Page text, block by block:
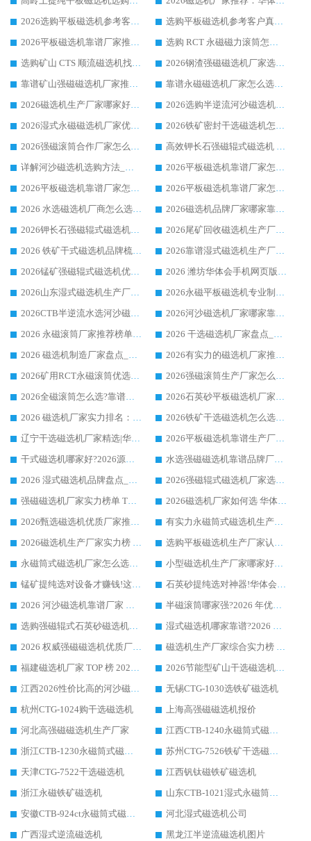
2026选购平板磁选机参考客户真实体验，华体会手机网页版-华体会(中国) 厂家行业口碑排名前列
选购平板磁选机参考客户真实体验，华体会手机网页版-华体会(中国) 厂家依托行业口碑收获大量客户认可
2026平板磁选机靠谱厂家推荐_ 华体会手机网页版-华体会(中国) 凭借良好口碑获得众多客户认可
选购 RCT 永磁磁力滚筒怎么选?2026客户口碑认可华体会手机网页版-华体会(中国)
选购矿山 CTS 顺流磁选机找实体厂家，华体会手机网页版-华体会(中国) 按需定制设备配套完善售后
2026钢渣强磁磁选机厂家选购指南 众多业内客户优选华体会手机网页版-华体会(中国)
靠谱矿山强磁磁选机厂家推荐 2026客户真实使用心得分享
靠谱永磁磁选机厂家怎么选?福建客户真实体验分享华体会手机网页版-华体会(中国) 品牌
2026磁选机生产厂家哪家好?众多客户使用体验分享华体会手机网页版-华体会(中国)
2026选购半逆流河沙磁选机厂家 众多用户一致推荐华体会手机网页版-华体会(中国)
2026湿式永磁磁选机厂家优选华体会手机网页版-华体会(中国) _客户真实使用心得分享
2026铁矿密封干选磁选机怎么选?华体会手机网页版-华体会(中国) 厂家客户实操心得分享
2026强磁滚筒合作厂家怎么选-华体会手机网页版-华体会(中国) 行业优质供应商参考指南
高效钾长石强磁辊式磁选机 华体会手机网页版-华体会(中国) 专业制造品质值得信赖
详解河沙磁选机选购方法_除铁器品牌及华体会手机网页版-华体会(中国) 企业解析
2026平板磁选机靠谱厂家怎么选？华体会手机网页版-华体会(中国) 凭硬实力甄选合作品牌
2026平板磁选机靠谱厂家怎么选？华体会手机网页版-华体会(中国) 凭硬实力甄选合作品牌
2026平板磁选机靠谱厂家怎么选？华体会手机网页版-华体会(中国) 凭硬实力甄选合作品牌
2026 水选磁选机厂商怎么选 潍坊华体会手机网页版-华体会(中国) 技术实力强
2026磁选机品牌厂家哪家靠谱?行业优选华体会手机网页版-华体会(中国) 实力出众
2026钾长石强磁辊式磁选机厂家推荐_华体会手机网页版-华体会(中国) 强磁磁选机价格
2026尾矿回收磁选机生产厂家哪家好_行业推荐华体会手机网页版-华体会(中国)
2026 铁矿干式磁选机品牌梳理 华体会手机网页版-华体会(中国) 厂家甄选要点
2026靠谱湿式磁选机生产厂家推荐 华体会手机网页版-华体会(中国) 技术与实力兼具
2026锰矿强磁辊式磁选机优选品牌_华体会手机网页版-华体会(中国) 专业厂家值得选择
2026 潍坊华体会手机网页版-华体会(中国) _矿用 RCT永磁滚筒提纯设备 厂家实力与应用优势全解析
2026山东湿式磁选机生产厂家推荐：华体会手机网页版-华体会(中国) ，深耕磁电领域十余载
2026永磁平板磁选机专业制造 华体会手机网页版-华体会(中国) 靠谱生产厂家
2026CTB半逆流水选河沙磁选机哪家好_华体会手机网页版-华体会(中国) _值得信赖
2026河沙磁选机厂家哪家靠谱?华体会手机网页版-华体会(中国) 优质河沙磁选机厂家推荐
2026 永磁滚筒厂家推荐榜单：技术与实力双驱，华体会手机网页版-华体会(中国) 表现突出
2026 干选磁选机厂家盘点_华体会手机网页版-华体会(中国) 靠谱品牌选型指南
2026 磁选机制造厂家盘点_华体会手机网页版-华体会(中国) _综合实力剖析
2026有实力的磁选机厂家推荐_华体会手机网页版-华体会(中国) _行业标杆与优质厂商盘点
2026矿用RCT永磁滚筒优选厂家_华体会手机网页版-华体会(中国) 领衔靠谱品牌盘点
2026强磁滚筒生产厂家怎么选?行业口碑推荐华体会手机网页版-华体会(中国)
2026全磁滚筒怎么选?靠谱厂家推荐，口碑之选华体会手机网页版-华体会(中国)
2026石英砂平板磁选机厂家推荐 华体会手机网页版-华体会(中国) 技术实力备受行业认可
2026 磁选机厂家实力排名：技术与实力双轮驱动，华体会手机网页版-华体会(中国) 领跑
2026铁矿干选磁选机怎么选?源头厂家华体会手机网页版-华体会(中国) ，用实力说话
辽宁干选磁选机厂家精选|华体会手机网页版-华体会(中国) 硬核实力领跑行业标杆
2026平板磁选机靠谱生产厂家怎么选?行业标杆华体会手机网页版-华体会(中国) ，凭硬实力脱颖而出
干式磁选机哪家好?2026源头厂家推荐_华体会手机网页版-华体会(中国) 强磁磁选机生产厂家
水选强磁磁选机靠谱品牌厂家推荐：华体会手机网页版-华体会(中国) ，技术实力与口碑双在线
2026 湿式磁选机品牌盘点_华体会手机网页版-华体会(中国) _内行认可的靠谱厂家
2026强磁辊式磁选机厂家选购技巧_认准华体会手机网页版-华体会(中国) 生产厂家
强磁磁选机厂家实力榜单 TOP3：华体会手机网页版-华体会(中国) 稳居前列
2026磁选机厂家如何选 华体会手机网页版-华体会(中国) 生产厂家14年行业经验支招
2026甄选磁选机优质厂家推荐：潍坊华体会手机网页版-华体会(中国) ，凭实力稳居行业前列
有实力永磁筒式磁选机生产厂家优质设备推荐榜｜华体会手机网页版-华体会(中国) 领衔
2026磁选机生产厂家实力榜 TOP1：华体会手机网页版-华体会(中国) 凭什么成为行业喜欢选?
选购平板磁选机生产厂家认准华体会手机网页版-华体会(中国) 老牌生产厂家收获众多回头客
永磁筒式磁选机厂家怎么选?14 年老厂华体会手机网页版-华体会(中国) 凭实力出圈，这 5 大优势太圈粉
小型磁选机生产厂家哪家好?2026 年实测推荐，华体会手机网页版-华体会(中国) 十年口碑厂值得闭眼入
锰矿提纯选对设备才赚钱!这家临朐厂家的强磁辊磁选机凭啥成行业标杆?
石英砂提纯选对神器!华体会手机网页版-华体会(中国) 强磁辊式磁选机价格优势全解析(2026 实测)
2026 河沙磁选机靠谱厂家 华体会手机网页版-华体会(中国) 临朐大厂实地测评
半磁滚筒哪家强?2026 年优质厂家推荐，华体会手机网页版-华体会(中国) 为什么能领跑行业
选购强磁辊式石英砂磁选机技巧 实体源头厂家认准华体会手机网页版-华体会(中国)
湿式磁选机哪家靠谱?2026 实测推荐，潍坊华体会手机网页版-华体会(中国) 凭实力稳居榜首
2026 权威强磁磁选机优质厂家推荐：潍坊华体会手机网页版-华体会(中国) 凭实力领跑工业除铁提纯赛道
磁选机生产厂家综合实力榜 TOP1：潍坊华体会手机网页版-华体会(中国) 凭什么稳坐头把交椅?
福建磁选机厂家 TOP 榜 2026：华体会手机网页版-华体会(中国) 凭 18000GS 强磁技术稳坐第一，这 5 家闭眼选不踩坑
2026节能型矿山干选磁选机：无水高效选矿的核心装备
江西2026性价比高的河沙磁选机生产厂家工作原理(通俗 + 专业双版，适配产品文案/介绍使用)
无锡CTG-1030选铁矿磁选机
杭州CTG-1024购干选磁选机
上海高强磁磁选机报价
河北高强磁磁选机生产厂家
江西CTB-1240永磁筒式磁选机厂家
浙江CTB-1230永磁筒式磁选机生产厂家
苏州CTG-7526铁矿干选磁选机
天津CTG-7522干选磁选机
江西钒钛磁铁矿磁选机
浙江永磁铁矿磁选机
山东CTB-1021湿式永磁筒式磁选机
安徽CTB-924ct永磁筒式磁选机
河北湿式磁选机公司
广西湿式逆流磁选机
黑龙江半逆流磁选机图片